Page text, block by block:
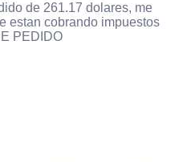
de 261.17 dolares, me
estan cobrando impuestos
PEDIDO